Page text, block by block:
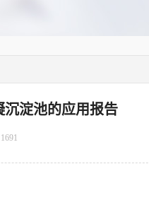
淀池的应用报告
1691